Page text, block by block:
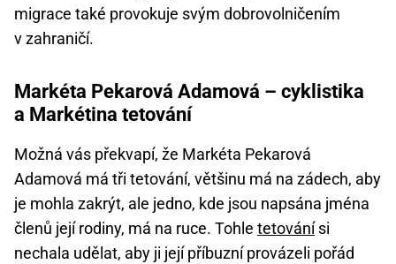
migrace také provokuje svým dobrovolničením
v zahraničí.
Markéta Pekarová Adamová – cyklistika
a Markétina tetování
Možná vás překvapí, že Markéta Pekarová
Adamová má tři tetování, většinu má na zádech, aby
je mohla zakrýt, ale jedno, kde jsou napsána jména
členů její rodiny, má na ruce. Tohle tetovánísi
nechala udělat, aby ji její příbuzní provázeli pořád